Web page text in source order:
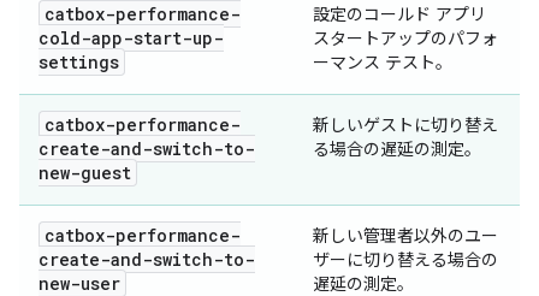
catbox-performance-
cold-app-start-up-
settings
設定のコールド アプリ
スタートアップのパフォ
ーマンス テスト。
catbox-performance-
create-and-switch-to-
new-guest
新しいゲストに切り替え
る場合の遅延の測定。
catbox-performance-
create-and-switch-to-
new-user
新しい管理者以外のユー
ザーに切り替える場合の
遅延の測定。